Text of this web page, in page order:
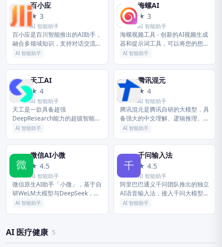
百
百小应
★ 3
AI 智能助手
百小应是百川智能推出的AI助手，
融合多领域知识，支持对话交流、
信息查询、内容生成、逻辑分析等
AI 智能助手
海
海螺AI
★ 3
AI 智能助手
海螺视频工具 - 创新的AI视频生成
器和提示词工具，可以将您的想法
转化为精美的AI视频。只需一段文
时间内创作出引人入胜的视...
AI 智能助手
天
天工AI
★ 4
AI 智能助手
天工是一款具备超强
DeepResearch能力的超级智能
体，通过丰富多样的专业skill，让
PPT、AI表格，高效应...
AI 智能助手
腾
腾讯混元
★ 4
AI 智能助手
腾讯混元是腾讯自研的大模型，具
备强大的中文理解、逻辑推理、多
模态处理能力，可支撑各类AI应用
AI 智能助手
微
微信AI小微
★ 4.5
AI 智能助手
微信原生AI助手「小微」，基于自
研WeLM大模型与DeepSeek，内
嵌于微信8.0.75+。无需下载，一
AI 智能助手
千
千问输入法
★ 4.5
AI 智能助手
阿里巴巴通义千问团队推出的独立
AI语音输入法，接入千问大模型
CosyVoice能力。支持300字/分钟
AI 智能助手
AI 医疗健康 5